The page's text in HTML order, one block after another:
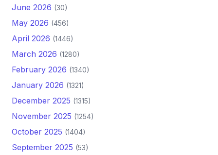
June 2026 (30)
May 2026 (456)
April 2026 (1446)
March 2026 (1280)
February 2026 (1340)
January 2026 (1321)
December 2025 (1315)
November 2025 (1254)
October 2025 (1404)
September 2025 (53)